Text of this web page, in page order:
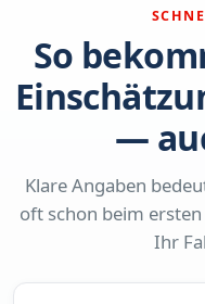
So
—
Klare Angaben
oft schon beim
Ihr